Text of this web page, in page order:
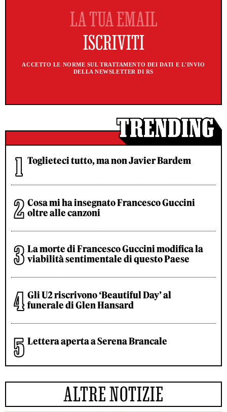
ACCETTO LE NORME SUL TRATTAMENTO DEI DATI E L'INVIO
DELLA NEWSLETTER DI RS
Toglieteci tutto, ma non Javier Bardem
Cosa mi ha insegnato Francesco Guccini
oltre alle canzoni
La morte di Francesco Guccini modifica la
viabilità sentimentale di questo Paese
Gli U2 riscrivono ‘Beautiful Day’ al
funerale di Glen Hansard
Lettera aperta a Serena Brancale
ALTRE NOTIZIE